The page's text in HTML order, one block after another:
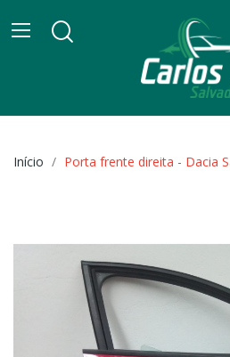
Início Porta frente direita - Dacia